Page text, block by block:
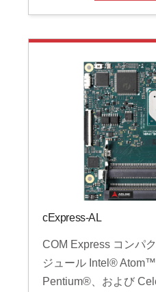
cExpress-AL
COM Express コンパ
ジュール Intel® Atom™
Pentium®、および